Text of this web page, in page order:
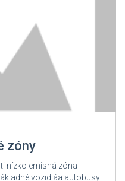
zóny
nízko emisná zóna
vozidláa autobusy